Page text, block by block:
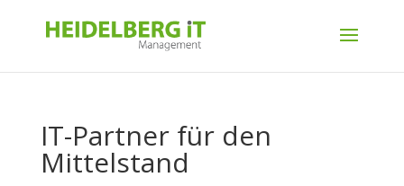
IT-Partner für den
Mittelstand